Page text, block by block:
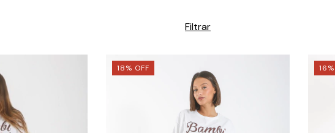
Filtrar
18% OFF 16%